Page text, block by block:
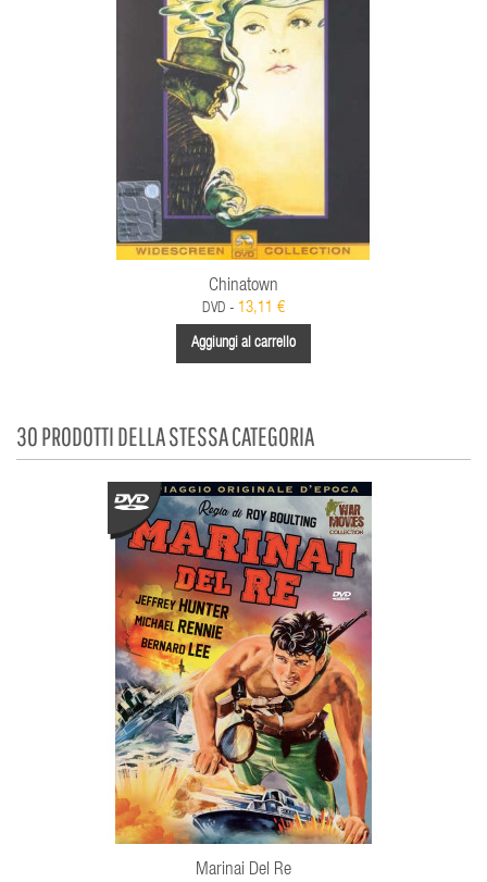
Chinatown
DVD - 13,11 €
Aggiungi al carrello
30 PRODOTTI DELLA STESSA CATEGORIA
Marinai Del Re